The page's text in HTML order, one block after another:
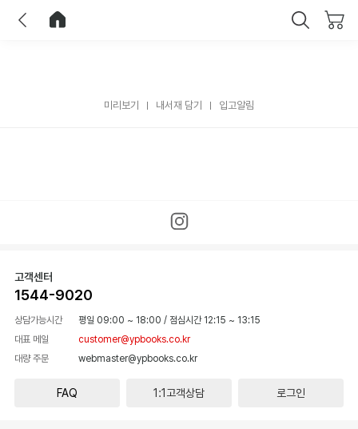
미리보기 내서재 담기 입고알림
고객센터
1544-9020
상담가능시간 평일 09:00 ~ 18:00 / 점심시간 12:15 ~ 13:15
대표 메일
customer@ypbooks.co.kr
대량 주문
webmaster@ypbooks.co.kr
FAQ 1:1고객상담 로그인